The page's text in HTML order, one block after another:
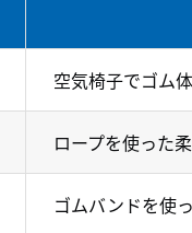
空気椅子でゴム
ロープを使った
ゴムバンドを使